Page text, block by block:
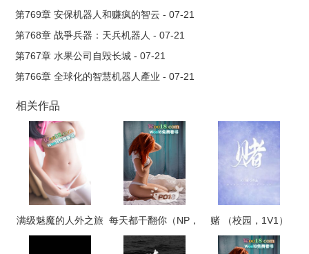
第769章 安保机器人和赚疯的智云 - 07-21
第768章 战爭兵器：天兵机器人 - 07-21
第767章 水果公司自毁长城 - 07-21
第766章 全球化的智慧机器人產业 - 07-21
相关作品
满级魅魔的人外之旅 每天都干翻你（NP，
高H）
赌 （校园，1V1）